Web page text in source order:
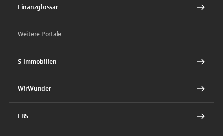
Finanzglossar
Weitere Portale
S-Immobilien
WirWunder
LBS